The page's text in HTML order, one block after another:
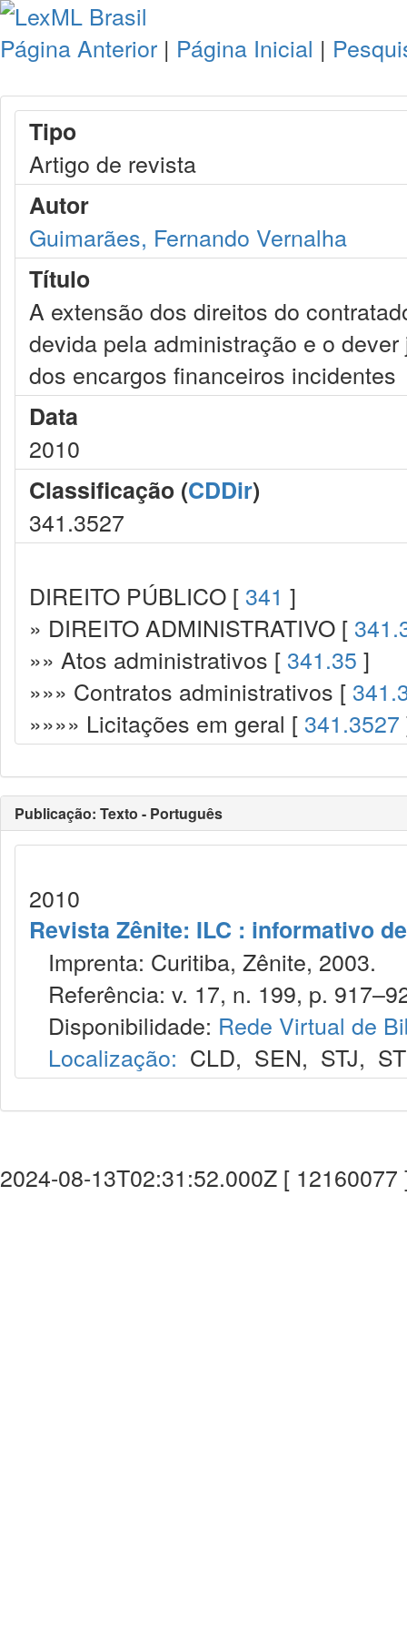
Página Anterior | Página Inicial |
Tipo
Artigo de revista
Autor
Guimarães, Fernando Vernalha
Título
A extensão dos direitos do
devida pela administração e o
dos encargos financeiros incidentes
Data
2010
Classificação (CDDir)
341.3527
DIREITO PÚBLICO [ 341 ]
» DIREITO ADMINISTRATIVO [
»» Atos administrativos [ 341.35 ]
»»» Contratos administrativos [
»»»» Licitações em geral [ 341.3527
Publicação: Texto - Português
2010
Revista Zênite: ILC : informativo
Imprenta: Curitiba, Zênite, 2003.
Referência: v. 17, n. 199, p.
Disponibilidade: Rede Virtual de
Localização: CLD, SEN, STJ,
2024-08-13T02:31:52.000Z [ 12160077